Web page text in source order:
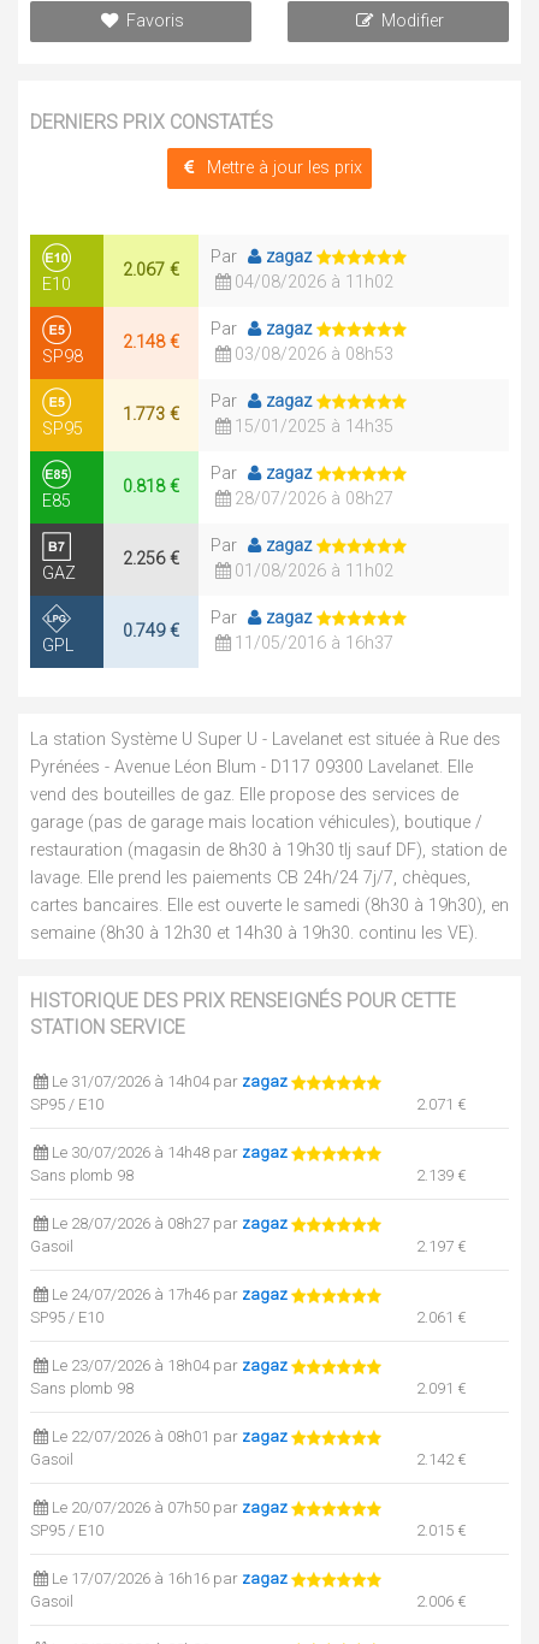
Favoris Modifier
DERNIERS PRIX CONSTATÉS
Mettre à jour les prix
E10
2.067 €
Par
zagaz
04/08/2026 à 11h02
SP98
2.148 €
Par
zagaz
03/08/2026 à 08h53
SP95
1.773 €
Par
zagaz
15/01/2025 à 14h35
E85
0.818 €
Par
zagaz
28/07/2026 à 08h27
GAZ
2.256 €
Par
zagaz
01/08/2026 à 11h02
GPL
0.749 €
Par
zagaz
11/05/2016 à 16h37
La station Système U Super U - Lavelanet est située à Rue des
Pyrénées - Avenue Léon Blum - D117 09300 Lavelanet. Elle
vend des bouteilles de gaz. Elle propose des services de
garage (pas de garage mais location véhicules), boutique /
restauration (magasin de 8h30 à 19h30 tlj sauf DF), station de
lavage. Elle prend les paiements CB 24h/24 7j/7, chèques,
cartes bancaires. Elle est ouverte le samedi (8h30 à 19h30), en
semaine (8h30 à 12h30 et 14h30 à 19h30. continu les VE).
HISTORIQUE DES PRIX RENSEIGNÉS POUR CETTE
STATION SERVICE
Le 31/07/2026 à 14h04 par zagaz
SP95 / E10
2.071 €
Le 30/07/2026 à 14h48 par zagaz
Sans plomb 98
2.139 €
Le 28/07/2026 à 08h27 par zagaz
Gasoil
2.197 €
Le 24/07/2026 à 17h46 par zagaz
SP95 / E10
2.061 €
Le 23/07/2026 à 18h04 par zagaz
Sans plomb 98
2.091 €
Le 22/07/2026 à 08h01 par zagaz
Gasoil
2.142 €
Le 20/07/2026 à 07h50 par zagaz
SP95 / E10
2.015 €
Le 17/07/2026 à 16h16 par zagaz
Gasoil
2.006 €